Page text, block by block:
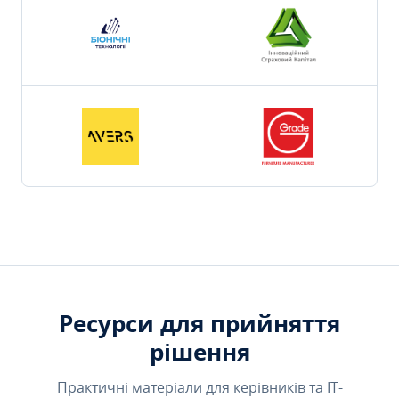
Ресурси для прийняття
рішення
Практичні матеріали для керівників та IT-